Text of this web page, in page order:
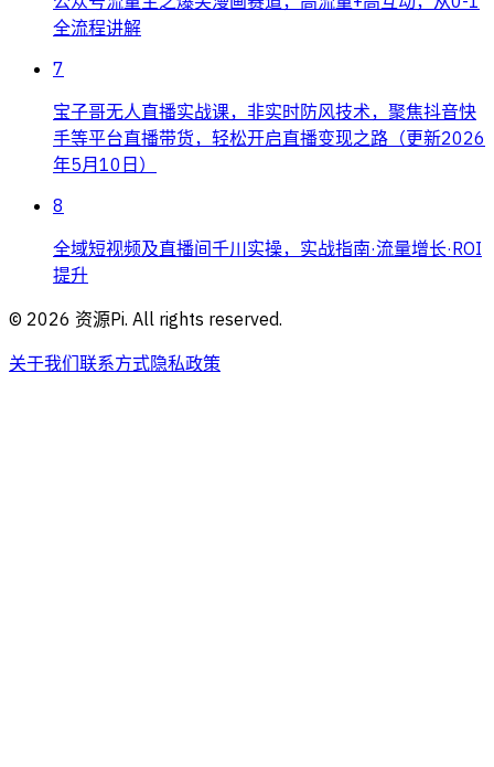
全流程讲解
7
宝子哥无人直播实战课，非实时防风技术，聚焦抖音快
手等平台直播带货，轻松开启直播变现之路（更新2026
年5月10日）
8
全域短视频及直播间千川实操，实战指南·流量增长·ROI
提升
© 2026 资源Pi. All rights reserved.
关于我们联系方式隐私政策